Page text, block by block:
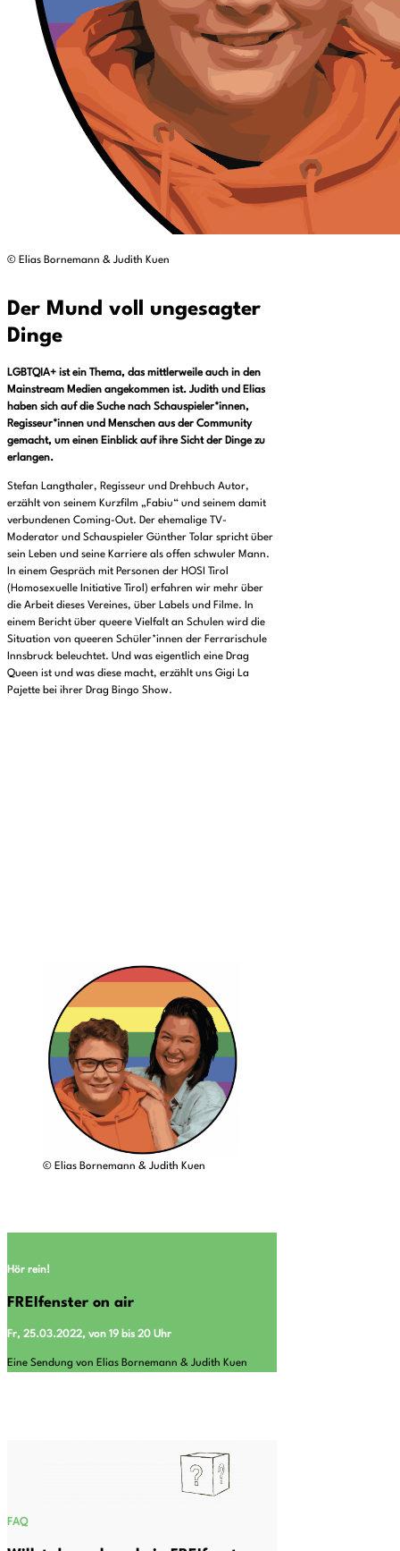
© Elias Bornemann & Judith Kuen
Der Mund voll ungesagter
Dinge
LGBTQIA+ ist ein Thema, das mittlerweile auch in den
Mainstream Medien angekommen ist. Judith und Elias
haben sich auf die Suche nach Schauspieler*innen,
Regisseur*innen und Menschen aus der Community
gemacht, um einen Einblick auf ihre Sicht der Dinge zu
erlangen.
Stefan Langthaler, Regisseur und Drehbuch Autor,
erzählt von seinem Kurzfilm „Fabiu“ und seinem damit
verbundenen Coming-Out. Der ehemalige TV-
Moderator und Schauspieler Günther Tolar spricht über
sein Leben und seine Karriere als offen schwuler Mann.
In einem Gespräch mit Personen der HOSI Tirol
(Homosexuelle Initiative Tirol) erfahren wir mehr über
die Arbeit dieses Vereines, über Labels und Filme. In
einem Bericht über queere Vielfalt an Schulen wird die
Situation von queeren Schüler*innen der Ferrarischule
Innsbruck beleuchtet. Und was eigentlich eine Drag
Queen ist und was diese macht, erzählt uns Gigi La
Pajette bei ihrer Drag Bingo Show.
© Elias Bornemann & Judith Kuen
Hör rein!
FREIfenster on air
Fr, 25.03.2022, von 19 bis 20 Uhr
Eine Sendung von Elias Bornemann & Judith Kuen
FAQ